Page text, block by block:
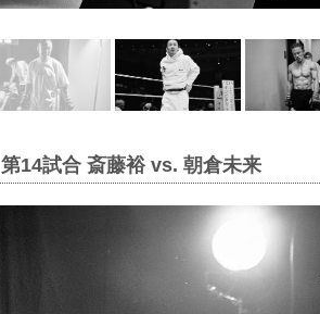
第14試合 斎藤裕 vs. 朝倉未来